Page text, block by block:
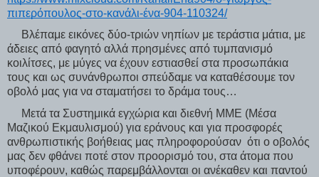
πιπερόπουλος-στο-κανάλι-ένα-904-110324/
Βλέπαμε εικόνες δύο-τριών νηπίων με τεράστια μάτια, με
άδειες από φαγητό αλλά πρησμένες από τυμπανισμό
κοιλίτσες, με μύγες να έχουν εστιασθεί στα προσωπάκια
τους και ως συνάνθρωποι σπεύδαμε να καταθέσουμε τον
οβολό μας για να σταματήσει το δράμα τους…
Μετά τα Συστημικά εγχώρια και διεθνή ΜΜΕ (Μέσα
Μαζικού Εκμαυλισμού) για εράνους και για προσφορές
ανθρωπιστικής βοήθειας μας πληροφορούσαν ότι ο οβολός
μας δεν φθάνει ποτέ στον προορισμό του, στα άτομα που
υποφέρουν, καθώς παρεμβάλλονται οι ανέκαθεν και παντού